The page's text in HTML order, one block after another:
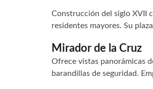
Construcción del siglo XVII
residentes mayores. Su
Mirador de la Cruz
Ofrece vistas panorámicas
barandillas de seguridad.